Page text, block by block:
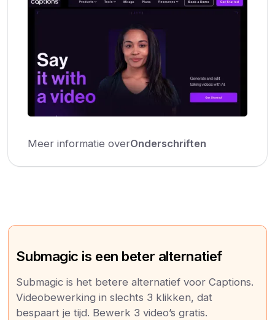
Meer informatie overOnderschriften
Submagic is een beter alternatief
Submagic is het betere alternatief voor Captions.
Videobewerking in slechts 3 klikken, dat
bespaart je tijd. Bewerk 3 video’s gratis.